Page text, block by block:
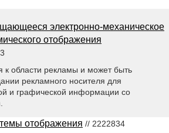
электронно-механическое
отображения
к области рекламы и может быть
рекламного носителя для
и графической информации со
отображения // 2222834